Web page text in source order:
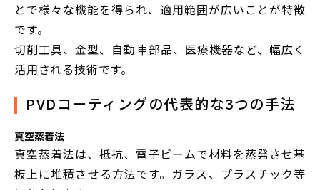
とで様々な機能を得られ、適用範囲が広いことが特徴
です。
切削工具、金型、自動車部品、医療機器など、幅広く
活用される技術です。
PVDコーティングの代表的な3つの手法
真空蒸着法
真空蒸着法は、抵抗、電子ビームで材料を蒸発させ基
板上に堆積させる方法です。ガラス、プラスチック等